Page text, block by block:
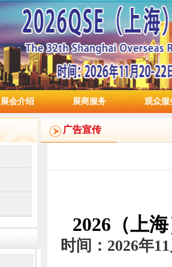
展会介绍 展商服务 观众服
广告宣传
2026（上
时间：2026年